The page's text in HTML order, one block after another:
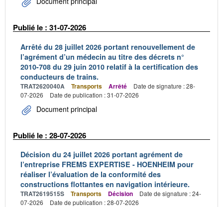
Publié le : 31-07-2026
Arrêté du 28 juillet 2026 portant renouvellement de
l’agrément d’un médecin au titre des décrets n°
2010-708 du 29 juin 2010 relatif à la certification des
conducteurs de trains.
TRAT2620040A Transports Arrêté
Date de signature : 28-
07-2026
Date de publication : 31-07-2026
Document principal
Publié le : 28-07-2026
Décision du 24 juillet 2026 portant agrément de
l’entreprise FREMS EXPERTISE - HOENHEIM pour
réaliser l’évaluation de la conformité des
constructions flottantes en navigation intérieure.
TRAT2619515S Transports Décision
Date de signature : 24-
07-2026
Date de publication : 28-07-2026